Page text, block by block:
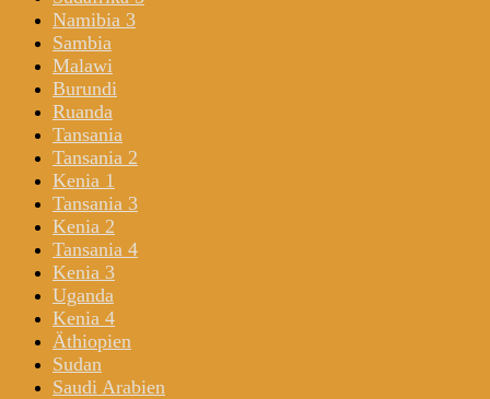
Namibia 3
Sambia
Malawi
Burundi
Ruanda
Tansania
Tansania 2
Kenia 1
Tansania 3
Kenia 2
Tansania 4
Kenia 3
Uganda
Kenia 4
Äthiopien
Sudan
Saudi Arabien